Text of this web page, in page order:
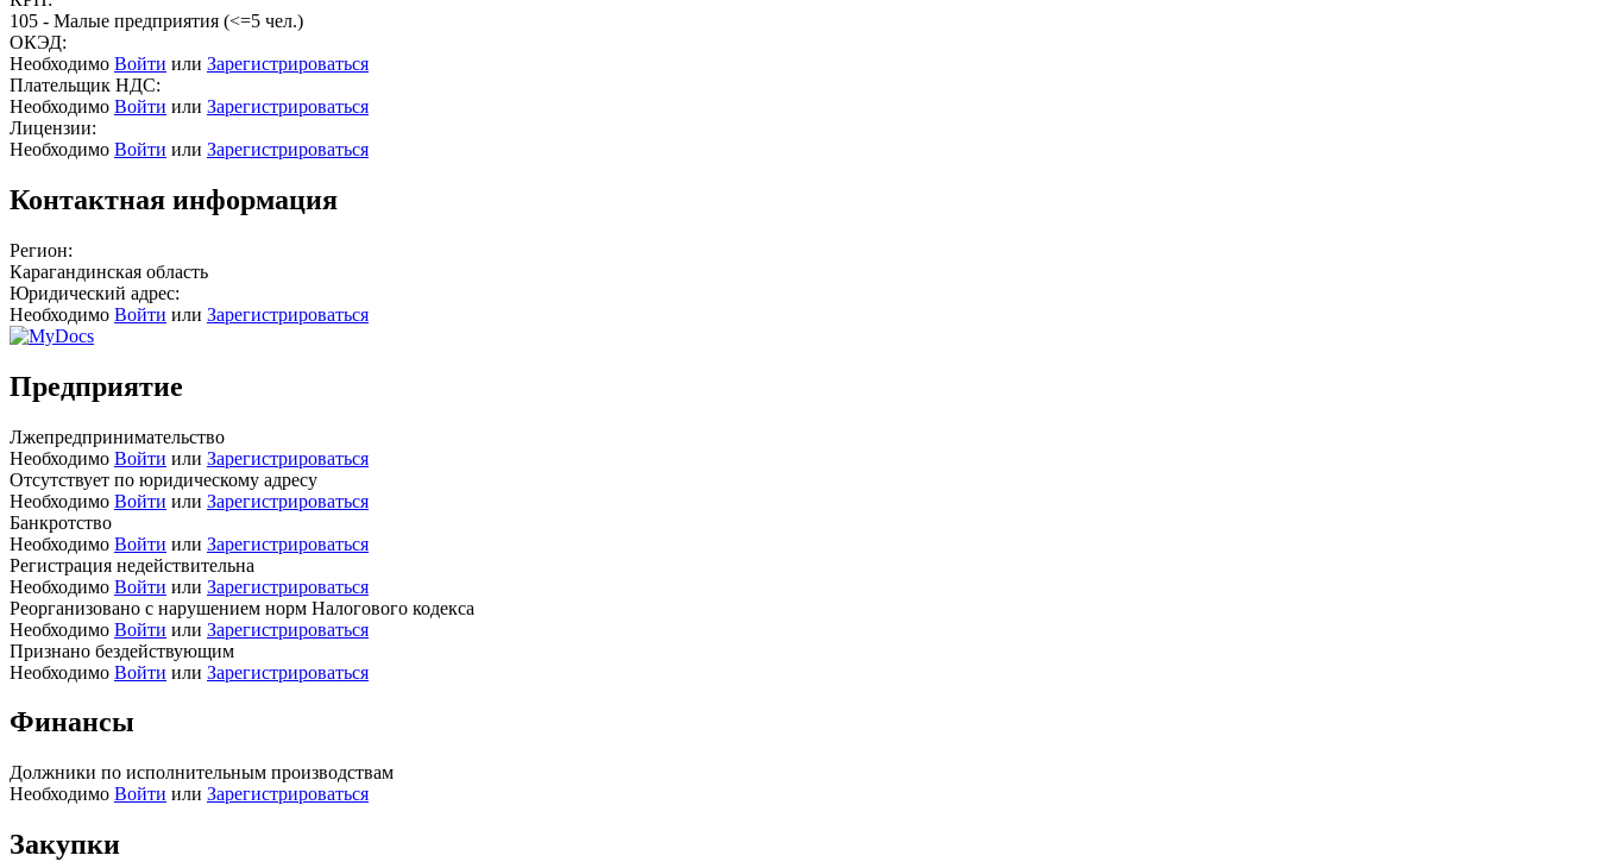
105 - Малые предприятия (<=5 чел.)
ОКЭД:
Необходимо Войти или Зарегистрироваться
Плательщик НДС:
Необходимо Войти или Зарегистрироваться
Лицензии:
Необходимо Войти или Зарегистрироваться
Контактная информация
Регион:
Карагандинская область
Юридический адрес:
Необходимо Войти или Зарегистрироваться
Предприятие
Лжепредпринимательство
Необходимо Войти или Зарегистрироваться
Отсутствует по юридическому адресу
Необходимо Войти или Зарегистрироваться
Банкротство
Необходимо Войти или Зарегистрироваться
Регистрация недействительна
Необходимо Войти или Зарегистрироваться
Реорганизовано с нарушением норм Налогового кодекса
Необходимо Войти или Зарегистрироваться
Признано бездействующим
Необходимо Войти или Зарегистрироваться
Финансы
Должники по исполнительным производствам
Необходимо Войти или Зарегистрироваться
Закупки